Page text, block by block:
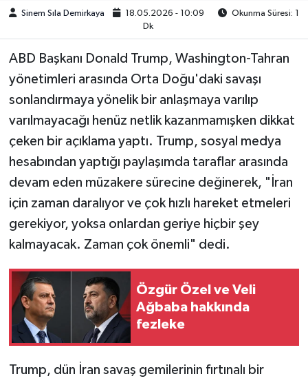
Sinem Sıla Demirkaya 18.05.2026 - 10:09
Okunma Süresi: 1
Dk
ABD Başkanı Donald Trump, Washington-Tahran
yönetimleri arasında Orta Doğu'daki savaşı
sonlandırmaya yönelik bir anlaşmaya varılıp
varılmayacağı henüz netlik kazanmamışken dikkat
çeken bir açıklama yaptı. Trump, sosyal medya
hesabından yaptığı paylaşımda taraflar arasında
devam eden müzakere sürecine değinerek, "İran
için zaman daralıyor ve çok hızlı hareket etmeleri
gerekiyor, yoksa onlardan geriye hiçbir şey
kalmayacak. Zaman çok önemli" dedi.
Özgür Özel ve Veli
Ağbaba hakkında
fezleke
Trump, dün İran savaş gemilerinin fırtınalı bir